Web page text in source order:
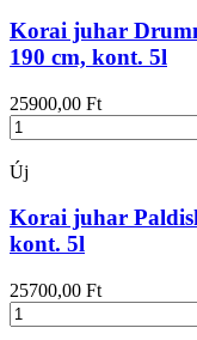
Korai juhar
190 cm, kont. 5l
25900,00 Ft
Új
Korai juhar
kont. 5l
25700,00 Ft